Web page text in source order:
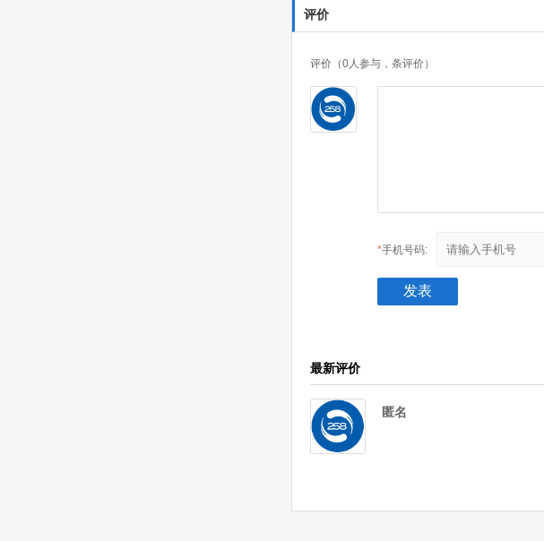
评价
评价（0人参与， 条评价）
*手机号码:
最新评价
匿名